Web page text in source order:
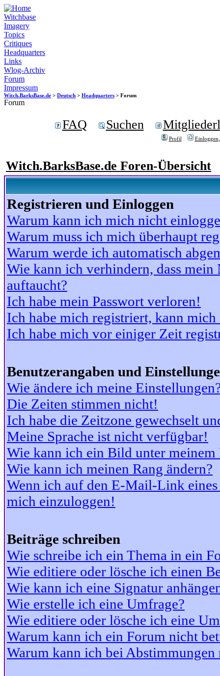
Witchbase
Imagery
Topics
Critiques
Headquarters
Links
Wlog-Archiv
Forum
Impressum
Witch.BarksBase.de > Deutsch > Headquarters > Forum
Forum
FAQ Suchen
Profil
Witch.BarksBase.de Foren-Übersicht
Registrieren und Einloggen
Warum kann ich mich nicht
Warum muss ich mich überhaupt
Warum werde ich automatisch
Wie kann ich verhindern, dass
auftaucht?
Ich habe mein Passwort verloren!
Ich habe mich registriert, kann
Ich habe mich vor einiger Zeit
Benutzerangaben und
Wie ändere ich meine
Die Zeiten stimmen nicht!
Ich habe die Zeitzone gewechselt
Meine Sprache ist nicht verfügbar!
Wie kann ich ein Bild unter meinem
Wie kann ich meinen Rang ändern?
Wenn ich auf den E-Mail-Link
mich einzuloggen!
Beiträge schreiben
Wie schreibe ich ein Thema in ein
Wie editiere oder lösche ich einen
Wie kann ich eine Signatur
Wie erstelle ich eine Umfrage?
Wie editiere oder lösche ich eine
Warum kann ich ein Forum nicht
Warum kann ich bei